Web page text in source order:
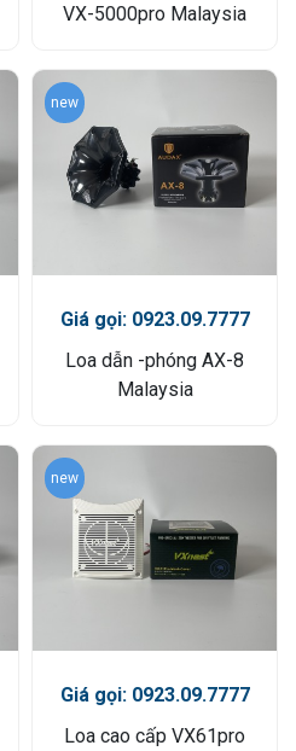
VX-5000pro Malaysia
new
Giá gọi: 0923.09.7777
Loa dẫn -phóng AX-8
Malaysia
new
Giá gọi: 0923.09.7777
Loa cao cấp VX61pro